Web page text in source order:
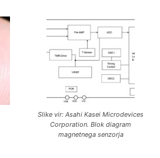
Slike vir: Asahi Kasei Microdevices
Corporation. Blok diagram
magnetnega senzorja